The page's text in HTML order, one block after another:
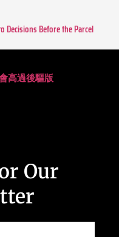
Decisions Before the Parcel
高過後驅版
Our